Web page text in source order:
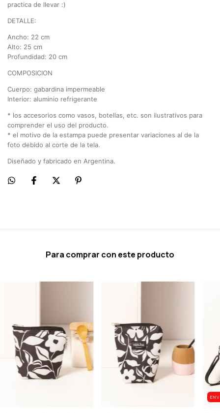
practica de llevar :)
DETALLE:
Ancho: 22 cm
Alto: 25 cm
Profundidad: 20 cm
COMPOSICION
Cuerpo: gabardina impermeable
Interior: aluminio refrigerante
* los accesorios como vasos, botellas, etc. son ilustrativos para
comprender el uso del producto.
* el motivo de la estampa puede presentar variaciones al de la
foto debido al corte de la tela.
Diseñado y fabricado en Argentina.
Para comprar con este producto